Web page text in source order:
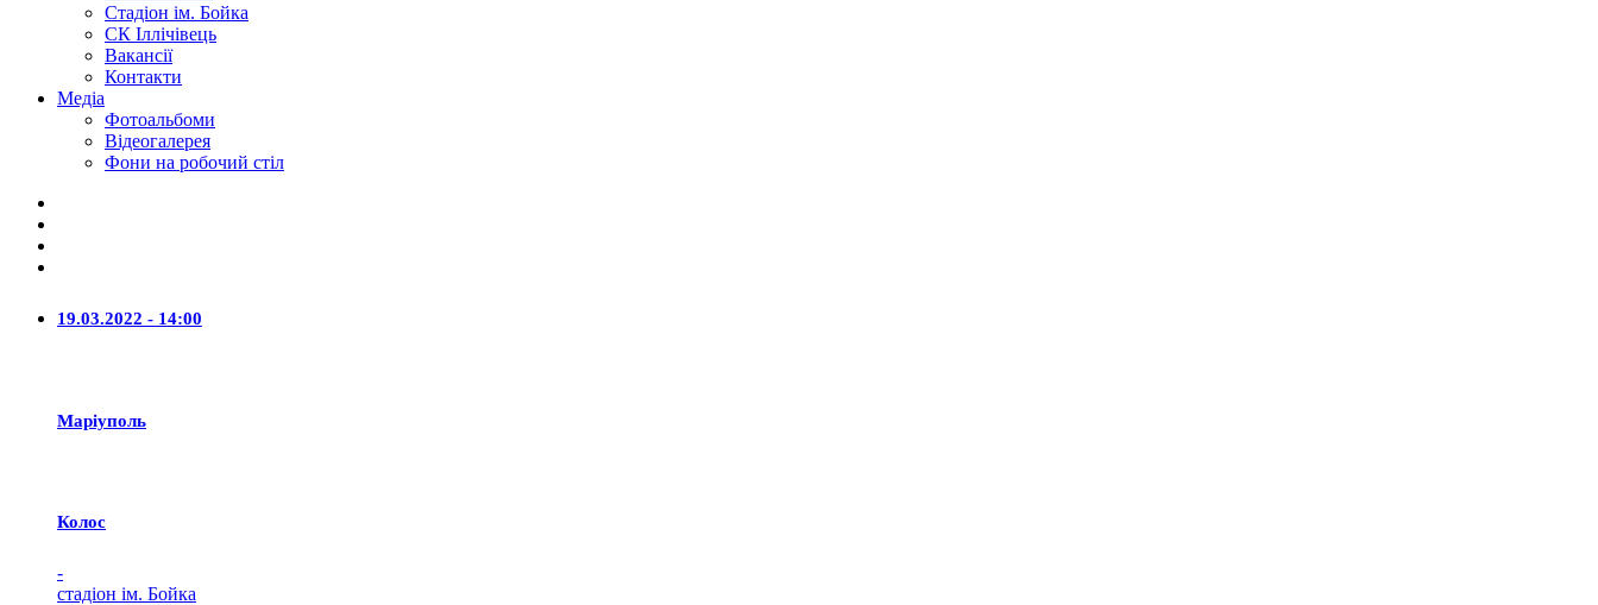
Стадіон ім. Бойка
СК Іллічівець
Вакансії
Контакти
Медіа
Фотоальбоми
Відеогалерея
Фони на робочий стіл
19.03.2022 - 14:00
Маріуполь
Колос
-
стадіон ім. Бойка